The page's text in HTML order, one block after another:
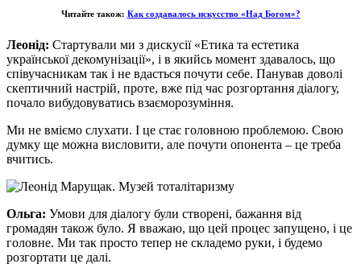
Читайте також: Как создавалось искусство «Над Богом»?
Леонід: Стартували ми з дискусії «Етика та естетика
української декомунізації», і в якийсь момент здавалось, що
співучасникам так і не вдасться почути себе. Панував доволі
скептичний настрій, проте, вже під час розгортання діалогу,
почало вибудовуватись взаєморозуміння.
Ми не вміємо слухати. І це стає головною проблемою. Свою
думку ще можна висловити, але почути опонента – це треба
вчитись.
Ольга: Умови для діалогу були створені, бажання від
громадян також було. Я вважаю, що цей процес запущено, і це
головне. Ми так просто тепер не складемо руки, і будемо
розгортати це далі.